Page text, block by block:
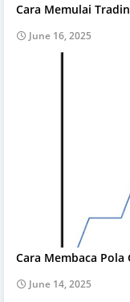
Cara Memulai
June 16, 2025
Cara Membaca
June 14, 2025